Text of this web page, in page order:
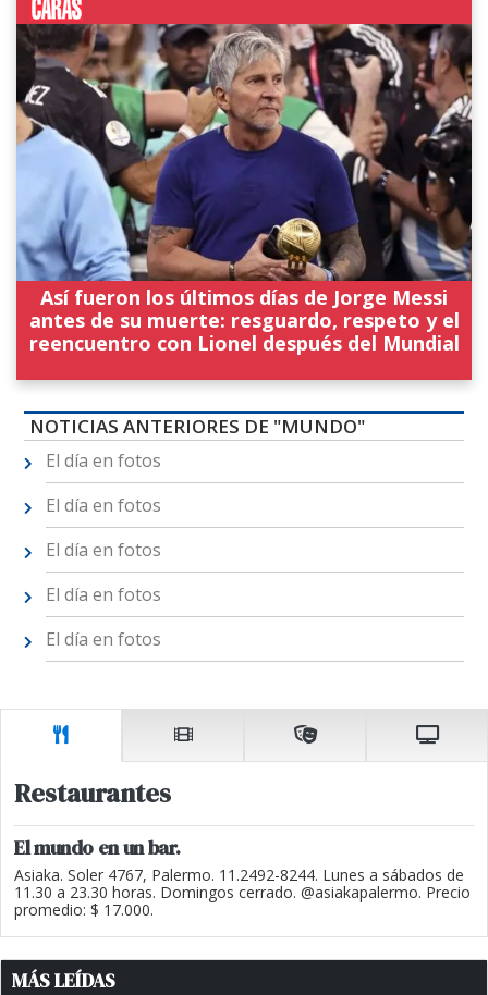
Así fueron los últimos días de Jorge Messi
antes de su muerte: resguardo, respeto y el
reencuentro con Lionel después del Mundial
NOTICIAS ANTERIORES DE "MUNDO"
El día en fotos
El día en fotos
El día en fotos
El día en fotos
El día en fotos
Restaurantes
El mundo en un bar.
Asiaka. Soler 4767, Palermo. 11.2492-8244. Lunes a sábados de
11.30 a 23.30 horas. Domingos cerrado. @asiakapalermo. Precio
promedio: $ 17.000.
MÁS LEÍDAS